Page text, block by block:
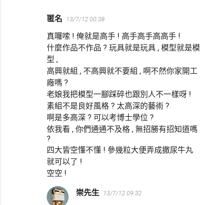
匿名 13/7/12 00:38
真囉嗦 ! 俺就是高手 ! 高手高手高高手 !
什麼作品不作品 ? 玩具就是玩具 , 模型就是模
型 ,
高興就組 , 不高興就不要組 , 啊不然你家開工
廠嗎 ?
老娘我把模型一腳踩碎也跟別人不一樣呀 !
素組不是良好風格 ? 太高深的藝術 ?
啊是多高深 ? 可以考博士學位 ?
依我看 , 你們通通不及格 , 無招勝有招知道嗎
?
四大皆空懂不懂 ! 參幾粒大便弄成撒尿牛丸
就可以了 !
空空 !
崇先生 13/7/12 09:32